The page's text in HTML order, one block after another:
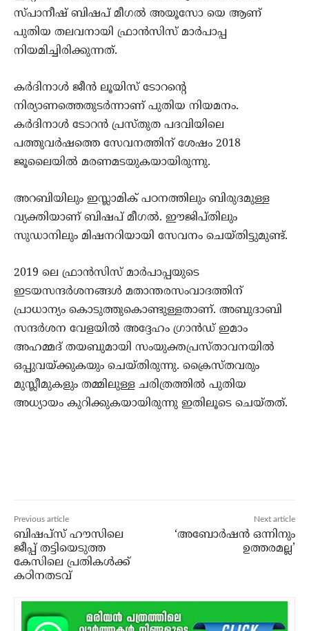
സ്പാനീഷ് ബിഷപ് മീഗല്‍ അയൂസോ യെ ആണ്
പുതിയ തലവനായി ഫ്രാന്‍സിസ് മാര്‍പാപ്പ
നിയമിച്ചിരിക്കുന്നത്.
കര്‍ദിനാള്‍ ജീന്‍ ലൂയിസ് ടോറന്റെ
നിര്യാണത്തെതുടര്‍ന്നാണ് പുതിയ നിയമനം.
കര്‍ദിനാള്‍ ടോറന്‍ പ്രസ്തുത പദവിയിലെ
പത്തുവര്‍ഷത്തെ സേവനത്തിന് ശേഷം 2018
ജൂലൈയില്‍ മരണമടയുകയായിരുന്നു.
അറബിയിലും ഇസ്ലാമിക് പഠനത്തിലും ബിരുദമുള്ള
വ്യക്തിയാണ് ബിഷപ് മീഗല്‍. ഈജിപ്തിലും
സുഡാനിലും മിഷനറിയായി സേവനം ചെയ്തിട്ടുമുണ്ട്.
2019 ലെ ഫ്രാന്‍സിസ് മാര്‍പാപ്പയുടെ
ഇടയസന്ദര്‍ശനങ്ങള്‍ മതാന്തരസംവാദത്തിന്
പ്രാധാന്യം കൊടുത്തുകൊണ്ടുള്ളതാണ്. അബുദാബി
സന്ദര്‍ശന വേളയില്‍ അദ്ദേഹം ഗ്രാന്‍ഡ് ഇമാം
അഹമ്മദ് തയബുമായി സംയുക്തപ്രസ്താവനയില്‍
ഒപ്പുവയ്ക്കുകയും ചെയ്തിരുന്നു. ക്രൈസ്തവരും
മുസ്ലീമുകളും തമ്മിലുള്ള ചരിത്രത്തില്‍ പുതിയ
അധ്യായം കുറിക്കുകയായിരുന്നു ഇതിലൂടെ ചെയ്തത്.
Previous article
ബിഷപ്‌സ് ഹൗസിലെ
ജീപ്പ് തട്ടിയെടുത്ത
കേസിലെ പ്രതികള്‍ക്ക്
കഠിനതടവ്
Next article
‘അബോര്‍ഷന്‍ ഒന്നിനും
ഉത്തരമല്ല’